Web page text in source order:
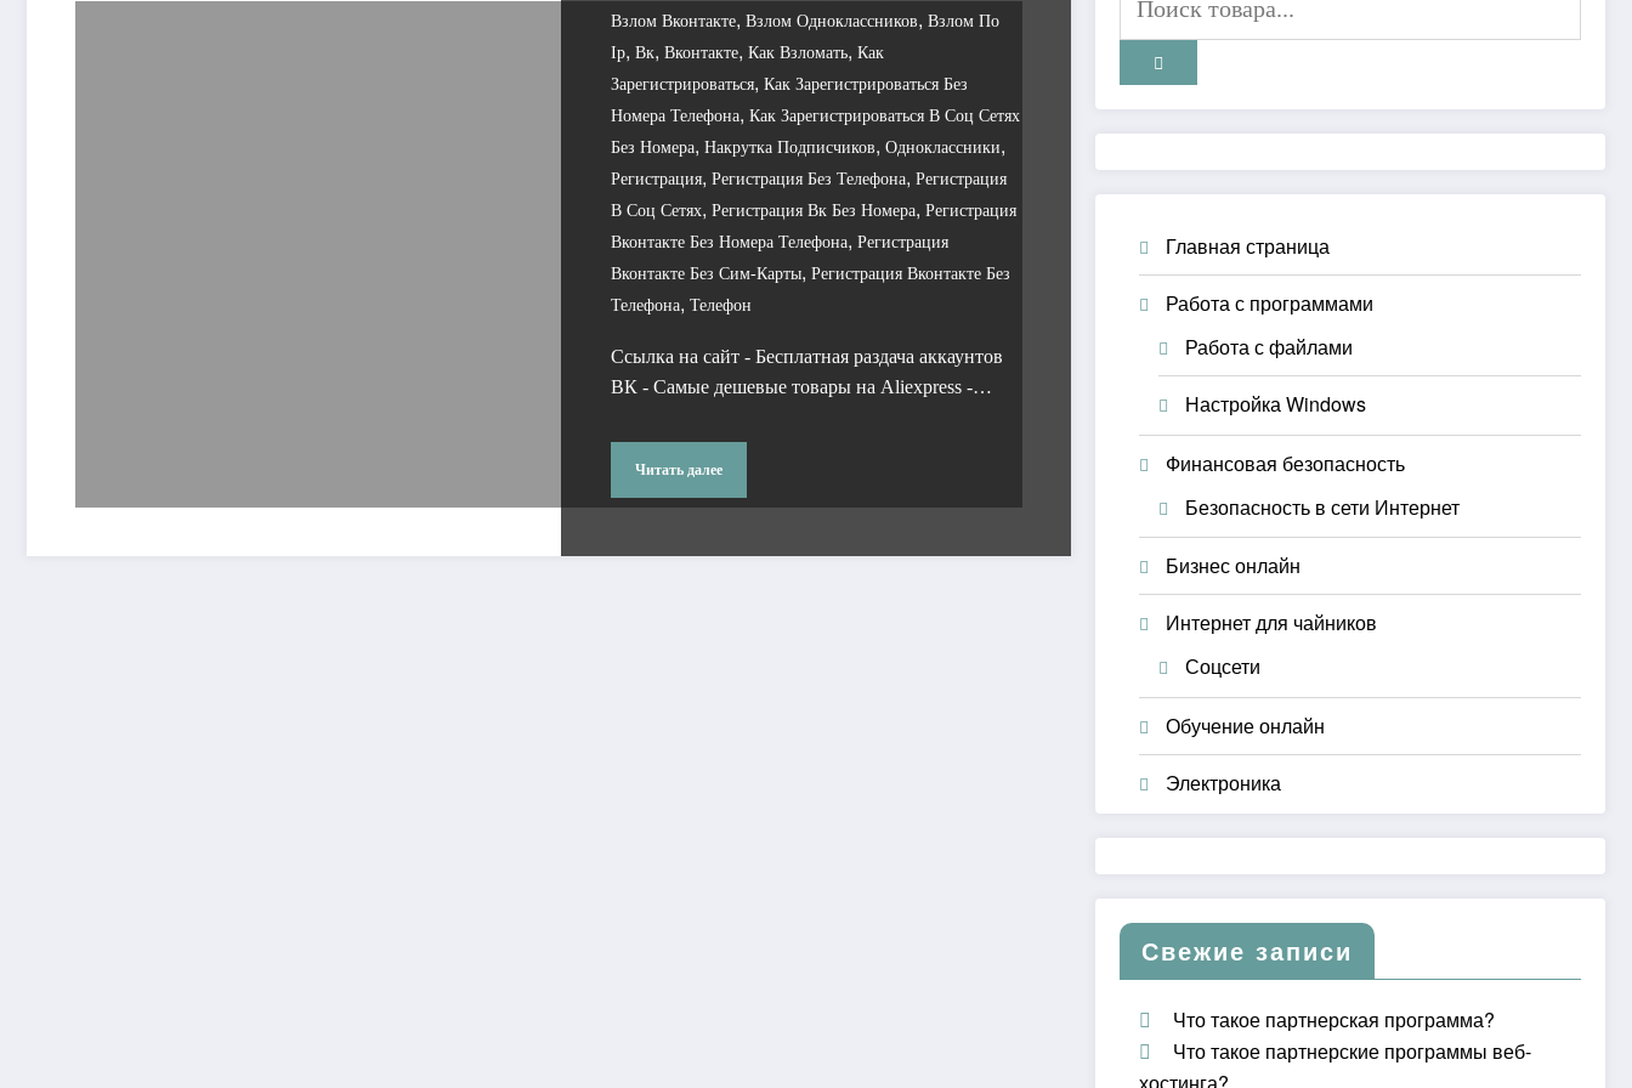
Взлом Вконтакте, Взлом Одноклассников, Взлом По
Ip, Вк, Вконтакте, Как Взломать, Как
Зарегистрироваться, Как Зарегистрироваться Без
Номера Телефона, Как Зарегистрироваться В Соц Сетях
Без Номера, Накрутка Подписчиков, Одноклассники,
Регистрация, Регистрация Без Телефона, Регистрация
В Соц Сетях, Регистрация Вк Без Номера, Регистрация
Вконтакте Без Номера Телефона, Регистрация
Вконтакте Без Сим-Карты, Регистрация Вконтакте Без
Телефона, Телефон
Ссылка на сайт - Бесплатная раздача аккаунтов
ВК - Самые дешевые товары на Aliexpress -…
Читать далее
Главная страница
Работа с программами
Работа с файлами
Настройка Windows
Финансовая безопасность
Безопасность в сети Интернет
Бизнес онлайн
Интернет для чайников
Соцсети
Обучение онлайн
Электроника
Свежие записи
Что такое партнерская программа?
Что такое партнерские программы веб-
хостинга?